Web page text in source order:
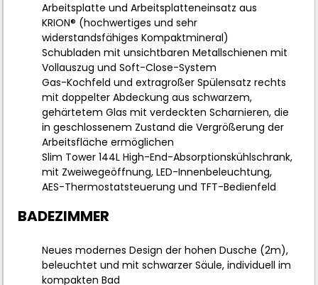
Arbeitsplatte und Arbeitsplatteneinsatz aus
KRION® (hochwertiges und sehr
widerstandsfähiges Kompaktmineral)
Schubladen mit unsichtbaren Metallschienen mit
Vollauszug und Soft-Close-System
Gas-Kochfeld und extragroßer Spülensatz rechts
mit doppelter Abdeckung aus schwarzem,
gehärtetem Glas mit verdeckten Scharnieren, die
in geschlossenem Zustand die Vergrößerung der
Arbeitsfläche ermöglichen
Slim Tower 144L High-End-Absorptionskühlschrank,
mit Zweiwegeöffnung, LED-Innenbeleuchtung,
AES-Thermostatsteuerung und TFT-Bedienfeld
BADEZIMMER
Neues modernes Design der hohen Dusche (2m),
beleuchtet und mit schwarzer Säule, individuell im
kompakten Bad